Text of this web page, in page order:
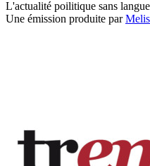
L'actualité poilitique sans
Une émission produite par